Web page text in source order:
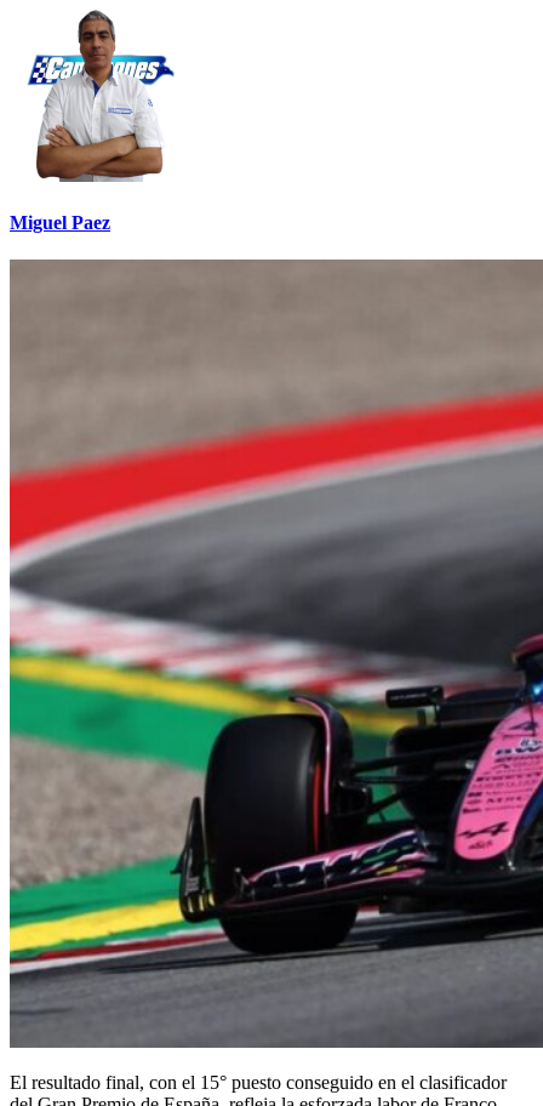
Miguel Paez
El resultado final, con el 15° puesto conseguido en el clasificador